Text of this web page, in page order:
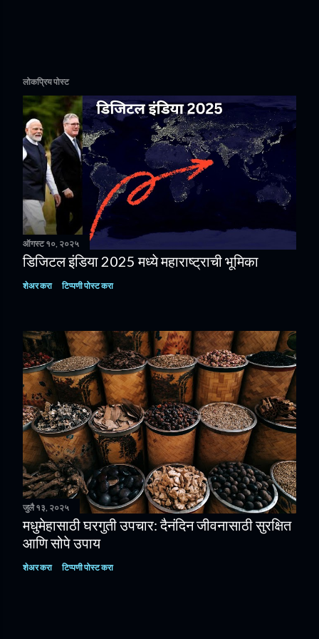
लोकप्रिय पोस्ट
ऑगस्ट १०, २०२५
डिजिटल इंडिया 2025 मध्ये महाराष्ट्राची भूमिका
शेअर करा टिप्पणी पोस्ट करा
जुलै १३, २०२५
मधुमेहासाठी घरगुती उपचार: दैनंदिन जीवनासाठी सुरक्षित
आणि सोपे उपाय
शेअर करा टिप्पणी पोस्ट करा